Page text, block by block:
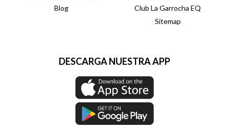
Blog
Club La Garrocha EQ
Sitemap
DESCARGA NUESTRA APP